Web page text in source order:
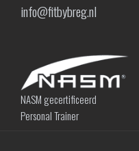
info@fitbybreg.nl
NASM gecertificeerd
Personal Trainer